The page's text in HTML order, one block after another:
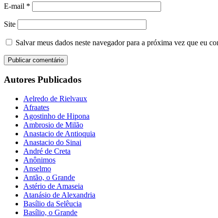
E-mail *
Site
Salvar meus dados neste navegador para a próxima vez que eu
Autores Publicados
Aelredo de Rielvaux
Afraates
Agostinho de Hipona
Ambrosio de Milão
Anastacio de Antioquia
Anastacio do Sinai
André de Creta
Anônimos
Anselmo
Antão, o Grande
Astério de Amaseia
Atanásio de Alexandria
Basílio da Selêucia
Basílio, o Grande